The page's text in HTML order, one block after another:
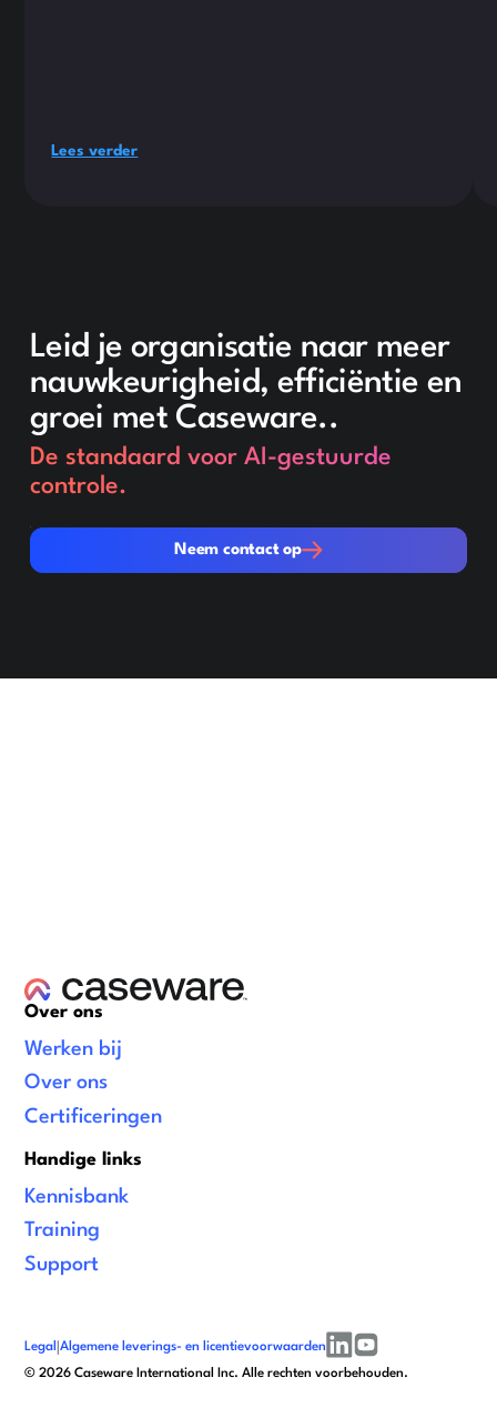
Lees verder
Leid je organisatie naar meer
nauwkeurigheid, efficiëntie en
groei met Caseware..
De standaard voor AI-gestuurde
controle.
Neem contact op
Neem contact op
Over ons
Werken bij
Over ons
Certificeringen
Handige links
Kennisbank
Training
Support
©2026 Caseware International Inc. Alle rechten voorbehouden.
Legal |Algemene leverings- en licentievoorwaarden
linkedinyoutube